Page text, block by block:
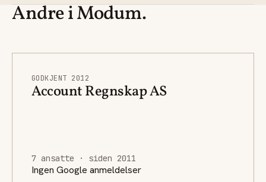
Andre i Modum.
GODKJENT 2012
Account Regnskap AS
7 ansatte · siden 2011
Ingen Google anmeldelser